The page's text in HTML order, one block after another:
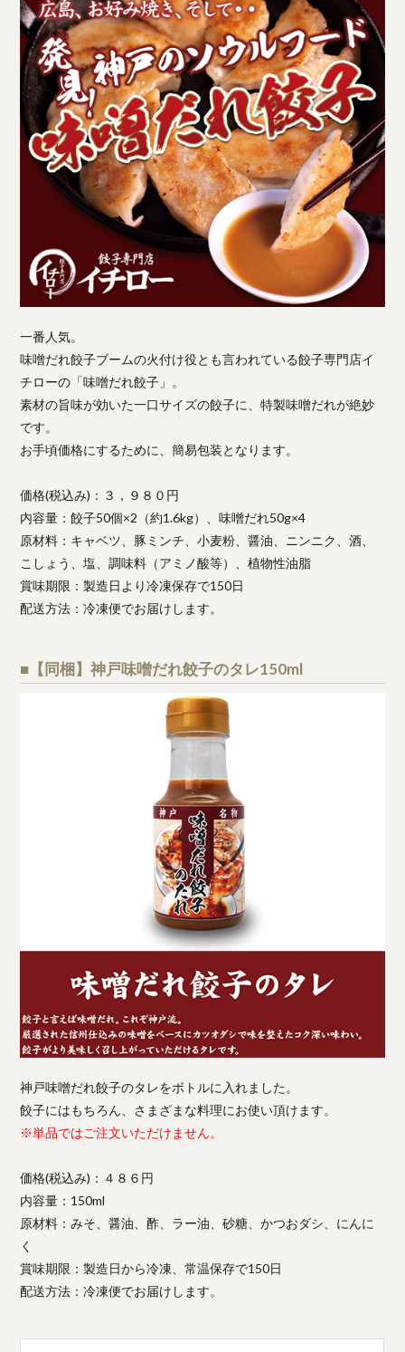
一番人気。
味噌だれ餃子ブームの火付け役とも言われている餃子専門店イ
チローの「味噌だれ餃子」。
素材の旨味が効いた一口サイズの餃子に、特製味噌だれが絶妙
です。
お手頃価格にするために、簡易包装となります。
価格(税込み)：３，９８０円
内容量：餃子50個×2（約1.6kg）、味噌だれ50g×4
原材料：キャベツ、豚ミンチ、小麦粉、醤油、ニンニク、酒、
こしょう、塩、調味料（アミノ酸等）、植物性油脂
賞味期限：製造日より冷凍保存で150日
配送方法：冷凍便でお届けします。
■【同梱】神戸味噌だれ餃子のタレ150ml
神戸味噌だれ餃子のタレをボトルに入れました。
餃子にはもちろん、さまざまな料理にお使い頂けます。
※単品ではご注文いただけません。
価格(税込み)：４８６円
内容量：150ml
原材料：みそ、醤油、酢、ラー油、砂糖、かつおダシ、にんに
く
賞味期限：製造日から冷凍、常温保存で150日
配送方法：冷凍便でお届けします。